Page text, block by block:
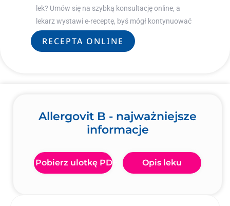
lek? Umów się na szybką konsultację online, a
lekarz wystawi e-receptę, byś mógł kontynuować
leczenie.
RECEPTA ONLINE
Allergovit B - najważniejsze
informacje
Pobierz ulotkę PDF Opis leku